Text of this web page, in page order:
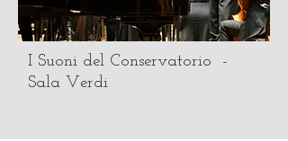
I Suoni del Conservatorio -
Sala Verdi